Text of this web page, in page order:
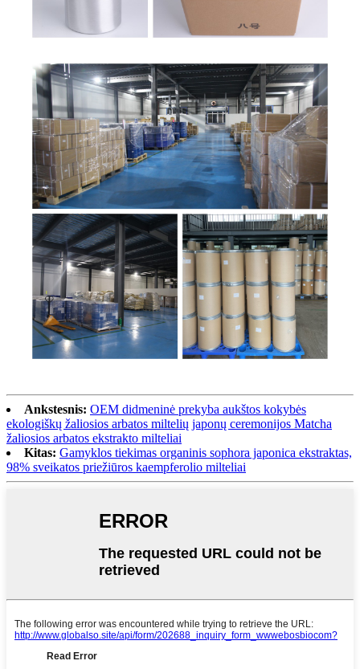
Ankstesnis: OEM didmeninė prekyba aukštos kokybės
ekologiškų žaliosios arbatos miltelių japonų ceremonijos Matcha
žaliosios arbatos ekstrakto milteliai
Kitas: Gamyklos tiekimas organinis sophora japonica ekstraktas,
98% sveikatos priežiūros kaempferolio milteliai